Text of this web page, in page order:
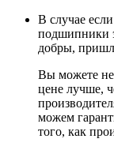
В случае
подшипники
добры,
Вы можете не
цене лучше,
можем
того, как